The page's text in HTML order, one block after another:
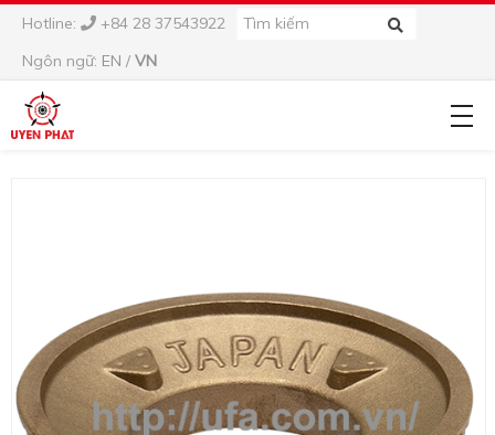
Hotline:
+84 28 37543922
Ngôn ngữ: EN / VN